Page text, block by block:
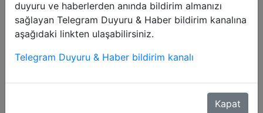
duyuru ve haberlerden anında bildirim almanızı
sağlayan Telegram Duyuru & Haber bildirim kanalına
aşağıdaki linkten ulaşabilirsiniz.
Telegram Duyuru & Haber bildirim kanalı
Kapat